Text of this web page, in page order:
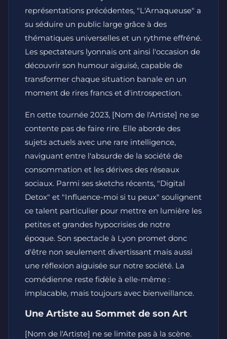
représentations précédentes, "L'Arnaqueuse" a
su séduire un public large grâce à des
thématiques universelles et un rythme effréné.
Les spectateurs lyonnais ont ainsi l'occasion de
découvrir son humour aiguisé, capable de
transformer chaque situation banale en un
moment de rires francs et d'introspection.
En cette tournée 2023, [Nom de l'Artiste] ne se
contente pas de faire rire. Elle aborde des
sujets actuels avec une rare intelligence,
naviguant entre l'absurde de la société de
consommation et les dérives des réseaux
sociaux. Parmi ses sketchs récents, "Digital
Detox" et "Influence-moi si tu peux" soulignent
ce talent particulier pour mettre en lumière les
petites et grandes hypocrisies de notre
époque. Son spectacle à Lyon promet donc
d'être non seulement divertissant mais aussi
une réflexion aiguisée sur notre société. La
comédienne reste fidèle à elle-même :
implacable, mais toujours avec bienveillance.
Une Artiste au Sommet de son Art
[Nom de l'Artiste] ne se limite pas à la scène.